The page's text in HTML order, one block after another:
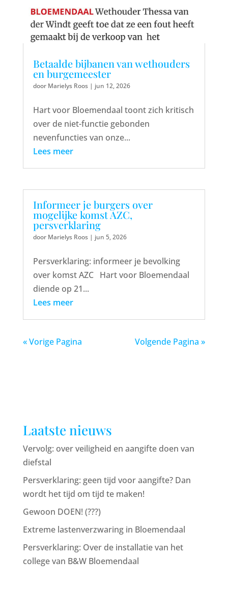
Betaalde bijbanen van wethouders
en burgemeester
door Marielys Roos| jun 12, 2026
Hart voor Bloemendaal toont zich kritisch
over de niet-functie gebonden
nevenfuncties van onze...
Lees meer
Informeer je burgers over
mogelijke komst AZC,
persverklaring
door Marielys Roos| jun 5, 2026
Persverklaring: informeer je bevolking
over komst AZC Hart voor Bloemendaal
diende op 21...
Lees meer
« Vorige Pagina Volgende Pagina »
Laatste nieuws
Vervolg: over veiligheid en aangifte doen van
diefstal
Persverklaring: geen tijd voor aangifte? Dan
wordt het tijd om tijd te maken!
Gewoon DOEN! (???)
Extreme lastenverzwaring in Bloemendaal
Persverklaring: Over de installatie van het
college van B&W Bloemendaal